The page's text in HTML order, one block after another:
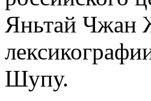
Яньтай Чжан
Шупу.